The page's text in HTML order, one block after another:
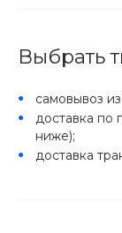
Выбрать
самовывоз
доставка по
ниже);
доставка